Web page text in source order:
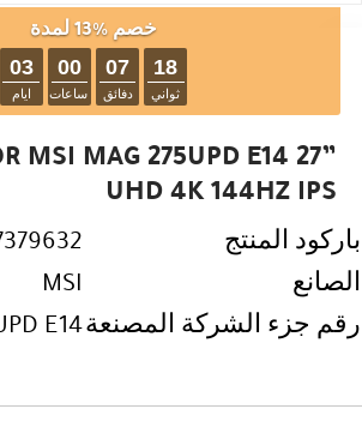
خصم %13 لمدة
03
ايام
00
ساعات
07
دفائق
17
ثواني
MSI MAG 275UPD E14 27”
UHD 4K 144HZ IPS
باركود المنتج
الصانع
MSI
رقم جزء الشركة المصنعةE14